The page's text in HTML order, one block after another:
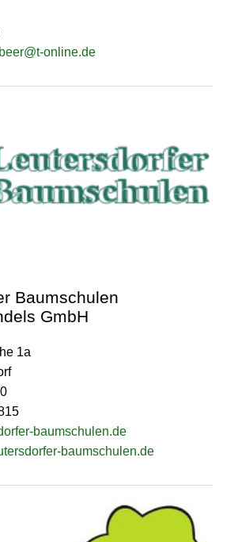
online.de
Baumschulen
GmbH
1a
baumschulen.de
baumschulen.de